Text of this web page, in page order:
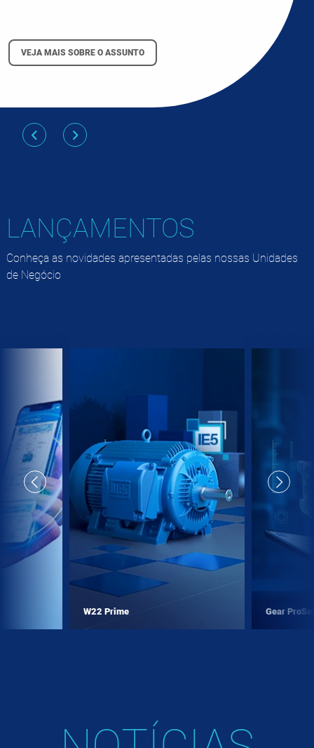
VEJA MAIS SOBRE O ASSUNTO
LANÇAMENTOS
Conheça as novidades apresentadas pelas nossas Unidades
de Negócio
W22 Prime Gear